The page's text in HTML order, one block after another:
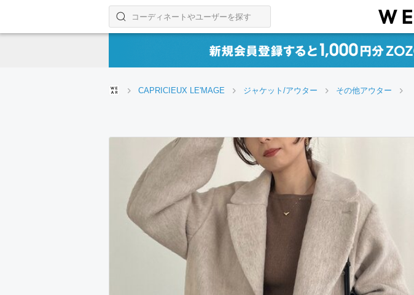
コーディネートやユーザーを探す
検索する
CAPRICIEUX LE'MAGE ジャケット/アウター その他アウター